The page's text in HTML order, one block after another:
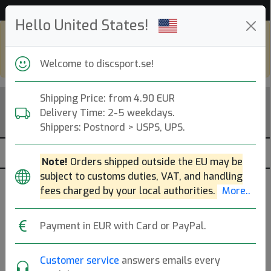
Hello United States!
Welcome to discsport.se!
Shipping Price: from 4.90 EUR
Delivery Time: 2-5 weekdays.
Shippers: Postnord > USPS, UPS.
Note! Orders shipped outside the EU may be
subject to customs duties, VAT, and handling
fees charged by your local authorities. More..
Payment in EUR with Card or PayPal.
Customer service answers emails every
go todiscsport.com
Discgolfväskor - Dynamic Discs
Sortering efter antal 5:or, antal recensioner och bäst